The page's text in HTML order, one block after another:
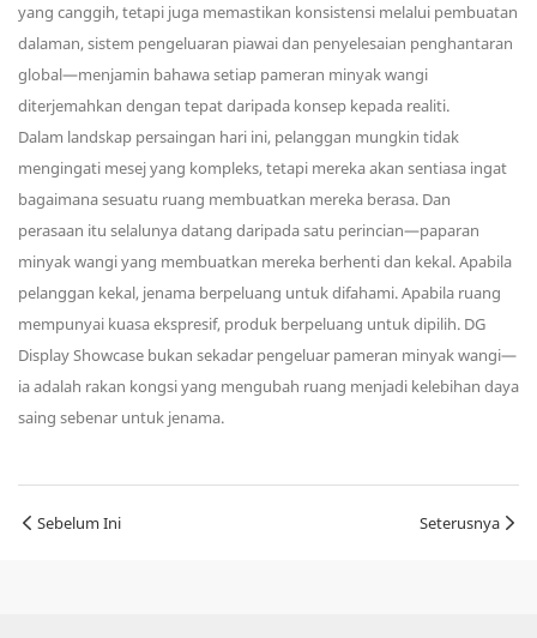
yang canggih, tetapi juga memastikan konsistensi melalui pembuatan
dalaman, sistem pengeluaran piawai dan penyelesaian penghantaran
global—menjamin bahawa setiap pameran minyak wangi
diterjemahkan dengan tepat daripada konsep kepada realiti.
Dalam landskap persaingan hari ini, pelanggan mungkin tidak
mengingati mesej yang kompleks, tetapi mereka akan sentiasa ingat
bagaimana sesuatu ruang membuatkan mereka berasa. Dan
perasaan itu selalunya datang daripada satu perincian—paparan
minyak wangi yang membuatkan mereka berhenti dan kekal. Apabila
pelanggan kekal, jenama berpeluang untuk difahami. Apabila ruang
mempunyai kuasa ekspresif, produk berpeluang untuk dipilih. DG
Display Showcase bukan sekadar pengeluar pameran minyak wangi—
ia adalah rakan kongsi yang mengubah ruang menjadi kelebihan daya
saing sebenar untuk jenama.
Sebelum Ini Seterusnya